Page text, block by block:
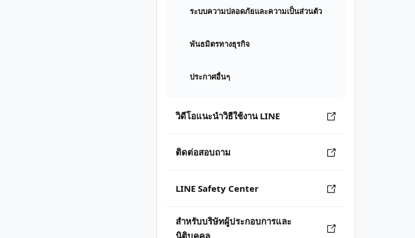
ระบบความปลอดภัยและความเป็นส่วนตัว
พันธมิตรทางธุรกิจ
ประกาศอื่นๆ
วิดีโอแนะนำวิธีใช้งาน LINE
ติดต่อสอบถาม
LINE Safety Center
สำหรับบริษัทผู้ประกอบการและ
นิติบุคคล